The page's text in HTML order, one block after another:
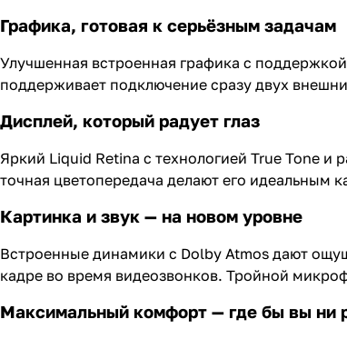
Графика, готовая к серьёзным задачам
Улучшенная встроенная графика с
поддерживает подключение сразу двух
Дисплей, который радует глаз
Яркий Liquid Retina с технологией True Tone
точная цветопередача делают его идеальным
Картинка и звук — на новом уровне
Встроенные динамики с Dolby Atmos дают
кадре во время видеозвонков. Тройной
Максимальный комфорт — где бы вы ни